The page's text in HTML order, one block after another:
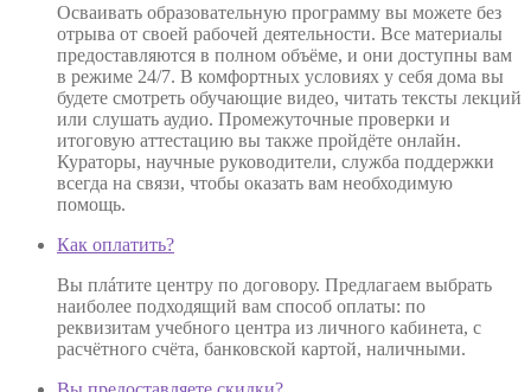
Осваивать образовательную программу вы можете без
отрыва от своей рабочей деятельности. Все материалы
предоставляются в полном объёме, и они доступны вам
в режиме 24/7. В комфортных условиях у себя дома вы
будете смотреть обучающие видео, читать тексты лекций
или слушать аудио. Промежуточные проверки и
итоговую аттестацию вы также пройдёте онлайн.
Кураторы, научные руководители, служба поддержки
всегда на связи, чтобы оказать вам необходимую
помощь.
Как оплатить?
Вы плáтите центру по договору. Предлагаем выбрать
наиболее подходящий вам способ оплаты: по
реквизитам учебного центра из личного кабинета, с
расчётного счёта, банковской картой, наличными.